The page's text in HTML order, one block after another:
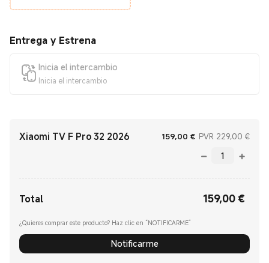
Entrega y Estrena
Inicia el intercambio
Inicia el intercambio
Xiaomi TV F Pro 32 2026 159,00 €Current Price
PVR 229,00 €
Total 159,00 €
¿Quieres comprar este producto? Haz clic en “NOTIFICARME”
Notificarme